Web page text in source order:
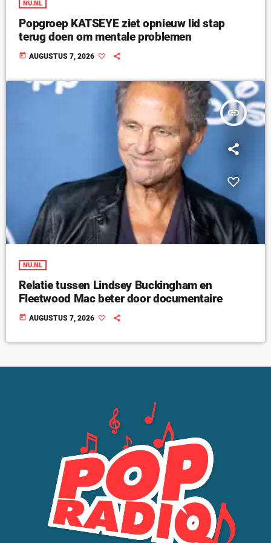
NU.NL
Popgroep KATSEYE ziet opnieuw lid stap
terug doen om mentale problemen
today AUGUSTUS 7, 2026
insert_link
NU.NL
Relatie tussen Lindsey Buckingham en
Fleetwood Mac beter door documentaire
today AUGUSTUS 7, 2026